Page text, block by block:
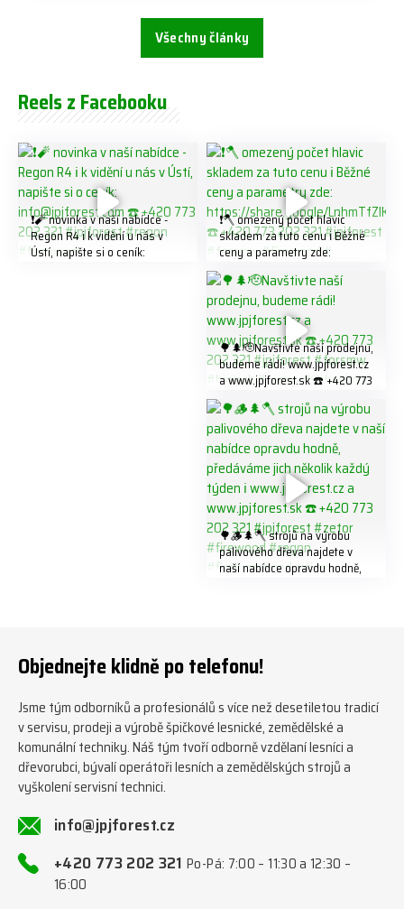
Všechny články
Reels z Facebooku
❗️🧨 novinka v naší nabídce -
Regon R4 ℹ️ k vidění u nás v
Ústí, napište si o ceník:
❗️🪓 omezený počet hlavic
skladem za tuto cenu ℹ️ Běžné
ceny a parametry zde:
https://share.google/LnhmTfZl
K8W5t7i6o ☎️ +420 773 202
321 #jpjforest #forsmw
#firewood #
🌳🌲🫡Navštivte naší prodejnu,
budeme rádi! www.jpjforest.cz
a www.jpjforest.sk ☎️ +420 773
202 321 #jpjforest #forsmw
#biojack #regon #vahvajussi
🌳🪵🌲🪓 strojů na výrobu
palivového dřeva najdete v
naší nabídce opravdu hodně,
#firewoodproduction
Objednejte klidně po telefonu!
Jsme tým odborníků a profesionálů s více než desetiletou tradicí
v servisu, prodeji a výrobě špičkové lesnické, zemědělské a
komunální techniky. Náš tým tvoří odborně vzdělaní lesníci a
dřevorubci, bývalí operátoři lesních a zemědělských strojů a
vyškolení servisní technici.
info@jpjforest.cz
+420 773 202 321Po-Pá: 7:00 – 11:30 a 12:30 –
16:00